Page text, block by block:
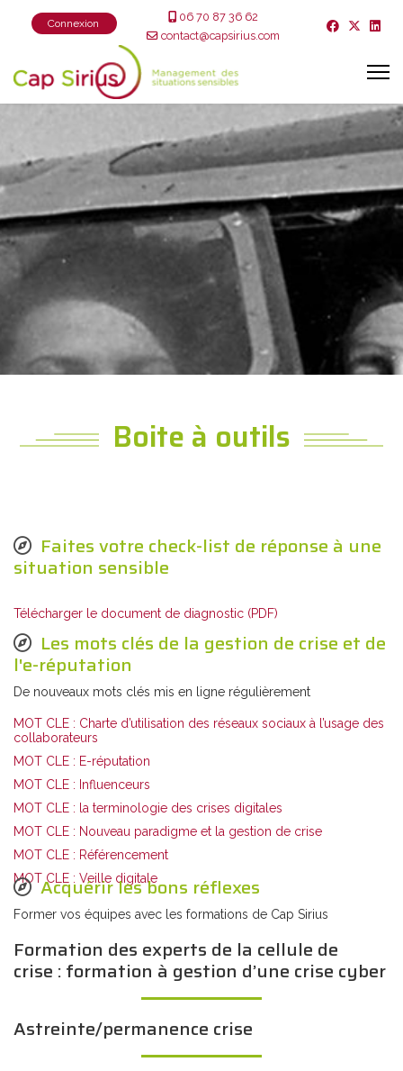
Connexion
06 70 87 36 62
contact@capsirius.com
Boite à outils
Faites votre check-list de réponse à une
situation sensible
Télécharger le document de diagnostic (PDF)
Les mots clés de la gestion de crise et de
l'e-réputation
De nouveaux mots clés mis en ligne régulièrement
MOT CLE : Charte d’utilisation des réseaux sociaux à l’usage des
collaborateurs
MOT CLE : E-réputation
MOT CLE : Influenceurs
MOT CLE : la terminologie des crises digitales
MOT CLE : Nouveau paradigme et la gestion de crise
MOT CLE : Référencement
MOT CLE : Veille digitale
Acquérir les bons réflexes
Former vos équipes avec les formations de Cap Sirius
Formation des experts de la cellule de
crise : formation à gestion d’une crise cyber
Astreinte/permanence crise